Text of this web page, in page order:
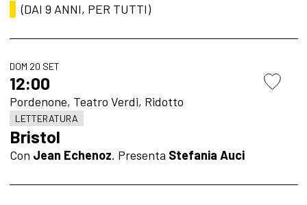
(DAI 9 ANNI, PER TUTTI)
DOM 20 SET
12:00
Pordenone, Teatro Verdi, Ridotto
LETTERATURA
Bristol
Con Jean Echenoz. Presenta Stefania Auci